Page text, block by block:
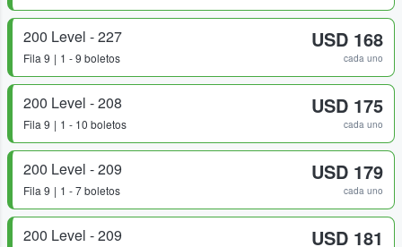
200 Level - 227
Fila 9 1 - 9 boletos
USD 168
cada uno
200 Level - 208
Fila 9 1 - 10 boletos
USD 175
cada uno
200 Level - 209
Fila 9 1 - 7 boletos
USD 179
cada uno
200 Level - 209 USD 181